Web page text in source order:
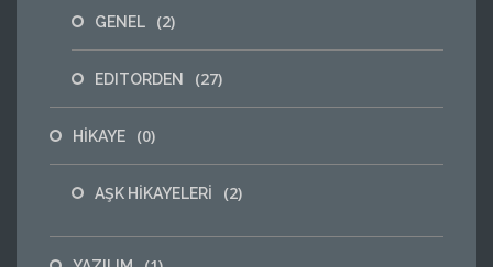
GENEL (2)
EDITORDEN (27)
HİKAYE (0)
AŞK HİKAYELERİ (2)